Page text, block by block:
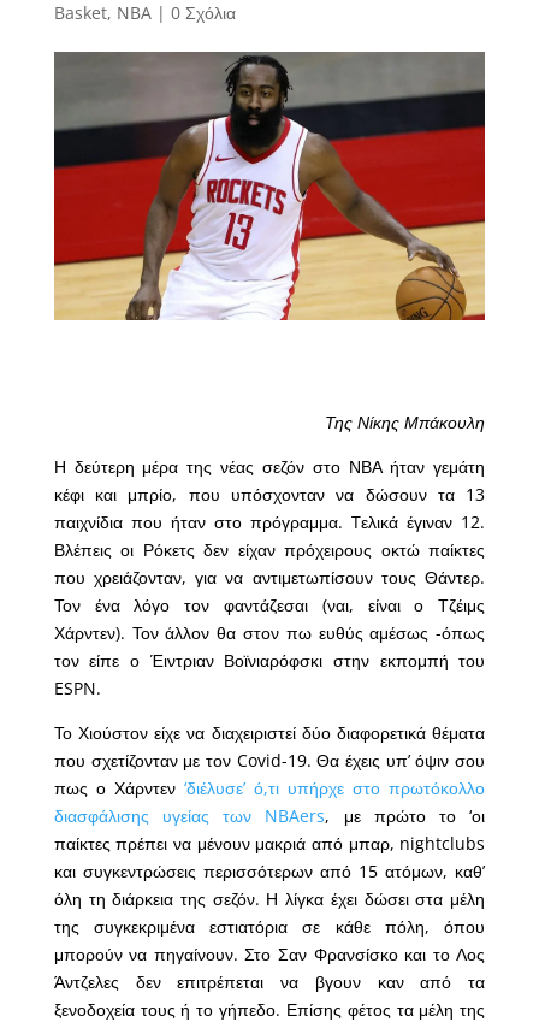
Basket, NBA| 0 Σχόλια
Της Νίκης Μπάκουλη
Η δεύτερη μέρα της νέας σεζόν στο ΝΒΑ ήταν γεμάτη
κέφι και μπρίο, που υπόσχονταν να δώσουν τα 13
παιχνίδια που ήταν στο πρόγραμμα. Tελικά έγιναν 12.
Βλέπεις οι Ρόκετς δεν είχαν πρόχειρους οκτώ παίκτες
που χρειάζονταν, για να αντιμετωπίσουν τους Θάντερ.
Τον ένα λόγο τον φαντάζεσαι (ναι, είναι ο Τζέιμς
Χάρντεν). Τον άλλον θα στον πω ευθύς αμέσως -όπως
τον είπε ο Έιντριαν Βοϊνιαρόφσκι στην εκπομπή του
ESPN.
Το Χιούστον είχε να διαχειριστεί δύο διαφορετικά θέματα
που σχετίζονταν με τον Covid-19. Θα έχεις υπ’ όψιν σου
πως ο Χάρντεν‘διέλυσε’ ό,τι υπήρχε στο πρωτόκολλο
διασφάλισης υγείας των NBAers, με πρώτο το ‘οι
παίκτες πρέπει να μένουν μακριά από μπαρ, nightclubs
και συγκεντρώσεις περισσότερων από 15 ατόμων, καθ’
όλη τη διάρκεια της σεζόν. Η λίγκα έχει δώσει στα μέλη
της συγκεκριμένα εστιατόρια σε κάθε πόλη, όπου
μπορούν να πηγαίνουν. Στο Σαν Φρανσίσκο και το Λος
Άντζελες δεν επιτρέπεται να βγουν καν από τα
ξενοδοχεία τους ή το γήπεδο. Επίσης φέτος τα μέλη της